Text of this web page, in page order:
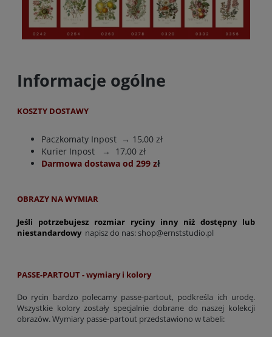
Informacje ogólne
KOSZTY DOSTAWY
Paczkomaty Inpost → 15,00 zł
Kurier Inpost → 17,00 zł
Darmowa dostawa od 299 zł
OBRAZY NA WYMIAR
Jeśli potrzebujesz rozmiar ryciny inny niż dostępny lub
niestandardowy napisz do nas:shop@ernststudio.pl
PASSE-PARTOUT - wymiary i kolory
Do rycin bardzo polecamy passe-partout, podkreśla ich urodę.
Wszystkie kolory zostały specjalnie dobrane do naszej kolekcji
obrazów. Wymiary passe-partout przedstawiono w tabeli: